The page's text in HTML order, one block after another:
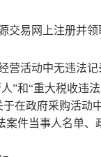
交易网上注册并领
营活动中无违法记
”和“重大税收违
在政府采购活动
案件当事人名单